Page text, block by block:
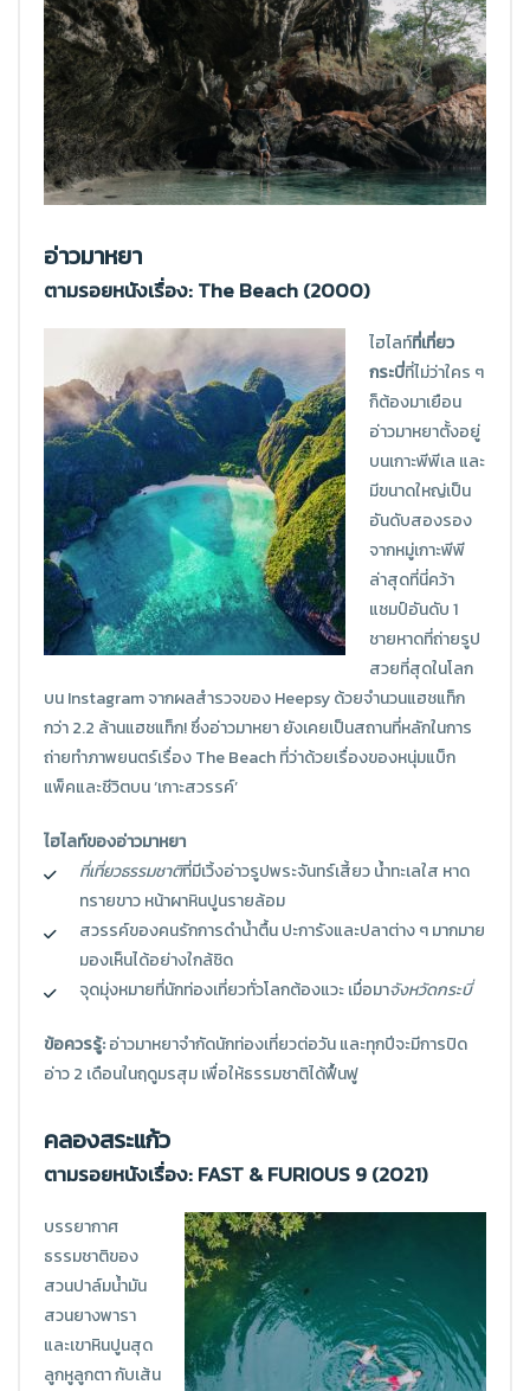
อ่าวมาหยา
ตามรอยหนังเรื่อง: The Beach (2000)
ไฮไลท์ที่เที่ยว
กระบี่ที่ไม่ว่าใคร ๆ
ก็ต้องมาเยือน
อ่าวมาหยาตั้งอยู่
บนเกาะพีพีเล และ
มีขนาดใหญ่เป็น
อันดับสองรอง
จากหมู่เกาะพีพี
ล่าสุดที่นี่คว้า
แชมป์อันดับ 1
ชายหาดที่ถ่ายรูป
สวยที่สุดในโลก
บน Instagram จากผลสำรวจของ Heepsy ด้วยจำนวนแฮชแท็ก
กว่า 2.2 ล้านแฮชแท็ก! ซึ่งอ่าวมาหยา ยังเคยเป็นสถานที่หลักในการ
ถ่ายทำภาพยนตร์เรื่อง The Beach ที่ว่าด้วยเรื่องของหนุ่มแบ็ก
แพ็คและชีวิตบน ‘เกาะสวรรค์’
ไฮไลท์ของอ่าวมาหยา
ที่เที่ยวธรรมชาติที่มีเวิ้งอ่าวรูปพระจันทร์เสี้ยว น้ำทะเลใส หาด
ทรายขาว หน้าผาหินปูนรายล้อม
สวรรค์ของคนรักการดำน้ำตื้น ปะการังและปลาต่าง ๆ มากมาย
มองเห็นได้อย่างใกล้ชิด
จุดมุ่งหมายที่นักท่องเที่ยวทั่วโลกต้องแวะ เมื่อมาจังหวัดกระบี่
ข้อควรรู้:อ่าวมาหยาจำกัดนักท่องเที่ยวต่อวัน และทุกปีจะมีการปิด
อ่าว 2 เดือนในฤดูมรสุม เพื่อให้ธรรมชาติได้ฟื้นฟู
คลองสระแก้ว
ตามรอยหนังเรื่อง: FAST & FURIOUS 9 (2021)
บรรยากาศ
ธรรมชาติของ
สวนปาล์มน้ำมัน
สวนยางพารา
และเขาหินปูนสุด
ลูกหูลูกตา กับเส้น